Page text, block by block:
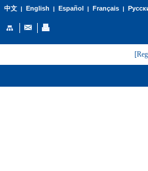
中文| English | Español | Français|